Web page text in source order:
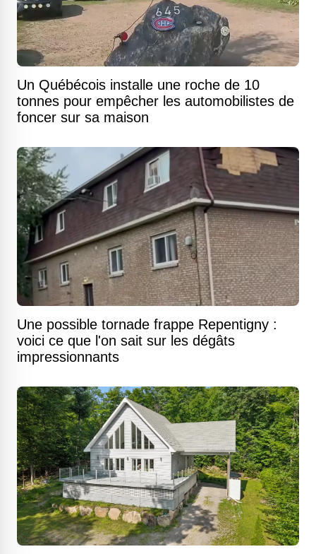
Un Québécois installe une roche de 10
tonnes pour empêcher les automobilistes de
foncer sur sa maison
Une possible tornade frappe Repentigny :
voici ce que l'on sait sur les dégâts
impressionnants